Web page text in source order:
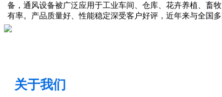
备，通风设备被广泛应用于工业车间、仓库、花卉养植、畜
有率。产品质量好、性能稳定深受客户好评，近年来与全国
关于我们